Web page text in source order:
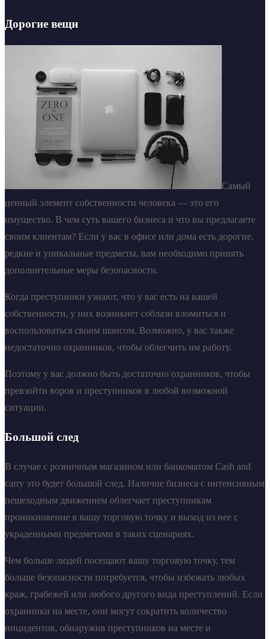
Дорогие вещи
Самый
ценный элемент собственности человека — это его
имущество. В чем суть вашего бизнеса и что вы предлагаете
своим клиентам? Если у вас в офисе или дома есть дорогие,
редкие и уникальные предметы, вам необходимо принять
дополнительные меры безопасности.
Когда преступники узнают, что у вас есть на вашей
собственности, у них возникнет соблазн вломиться и
воспользоваться своим шансом. Возможно, у вас также
недостаточно охранников, чтобы облегчить им работу.
Поэтому у вас должно быть достаточно охранников, чтобы
превзойти воров и преступников в любой возможной
ситуации.
Большой след
В случае с розничным магазином или банкоматом Cash and
carry это будет большой след. Наличие бизнеса с интенсивным
пешеходным движением облегчает преступникам
проникновение в вашу торговую точку и выход из нее с
украденными предметами в таких сценариях.
Чем больше людей посещают вашу торговую точку, тем
больше безопасности потребуется, чтобы избежать любых
краж, грабежей или любого другого вида преступлений. Если
охранники на месте, они могут сократить количество
инцидентов, обнаружив преступников на месте и